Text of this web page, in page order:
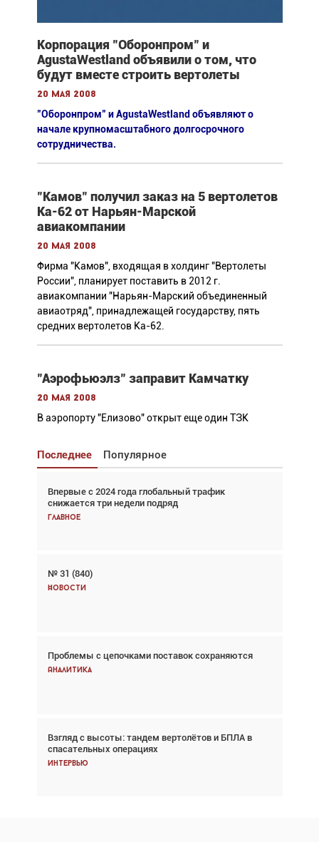
Корпорация "Оборонпром" и
AgustaWestland объявили о том, что
будут вместе строить вертолеты
20 мая 2008
"Оборонпром" и AgustaWestland объявляют о
начале крупномасштабного долгосрочного
сотрудничества.
"Камов" получил заказ на 5 вертолетов
Ка-62 от Нарьян-Марской
авиакомпании
20 мая 2008
Фирма "Камов", входящая в холдинг "Вертолеты
России", планирует поставить в 2012 г.
авиакомпании "Нарьян-Марский объединенный
авиаотряд", принадлежащей государству, пять
средних вертолетов Ка-62.
"Аэрофьюэлз" заправит Камчатку
20 мая 2008
В аэропорту "Елизово" открыт еще один ТЗК
Последнее Популярное
Впервые с 2024 года глобальный трафик
снижается три недели подряд
Главное
№ 31 (840)
Новости
Проблемы с цепочками поставок сохраняются
Аналитика
Взгляд с высоты: тандем вертолётов и БПЛА в
спасательных операциях
Интервью
Взгляд с высоты: тандем вертолётов и БПЛА в
спасательных операциях
Главное
Авиационный фотограф Дэйв Кох: «Фотография
говорит сама за себя... а ИИ всё портит»
Впервые с 2024 года глобальный трафик
снижается три недели подряд
Частный самолёт – это актив. Подходите к
покупке соответствующим образом
Интервью